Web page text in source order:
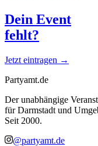
Dein Event
fehlt?
Jetzt eintragen →
Partyamt.de
Der unabhängige
für Darmstadt und
Seit 2000.
@partyamt.de